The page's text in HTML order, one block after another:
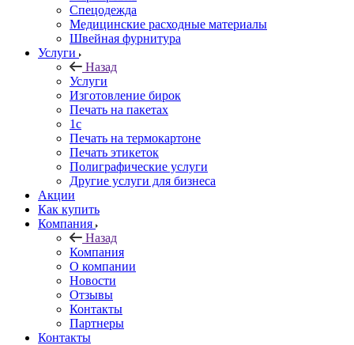
Спецодежда
Медицинские расходные материалы
Швейная фурнитура
Услуги
Назад
Услуги
Изготовление бирок
Печать на пакетах
1c
Печать на термокартоне
Печать этикеток
Полиграфические услуги
Другие услуги для бизнеса
Акции
Как купить
Компания
Назад
Компания
О компании
Новости
Отзывы
Контакты
Партнеры
Контакты